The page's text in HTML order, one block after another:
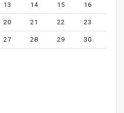
13 14 15 16
20 21 22 23
27 28 29 30